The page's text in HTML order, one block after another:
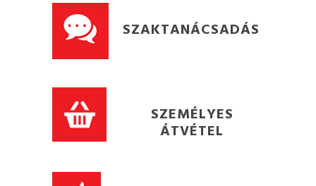
SZAKTANÁCSADÁS
SZEMÉLYES
ÁTVÉTEL